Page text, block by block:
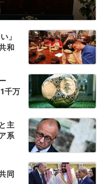
」
和
千万
主
系
同